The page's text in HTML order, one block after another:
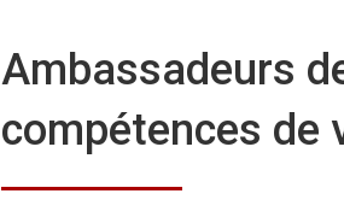
Ambassadeurs
compétences de